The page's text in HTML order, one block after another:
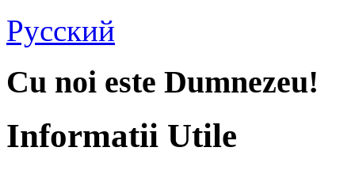
Русский
Cu noi este Dumnezeu!
Informatii Utile